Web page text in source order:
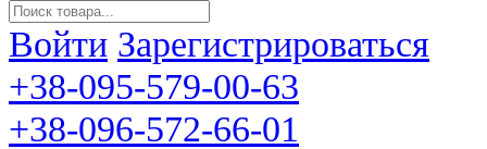
Войти Зарегистрироваться
+38-095-579-00-63
+38-096-572-66-01